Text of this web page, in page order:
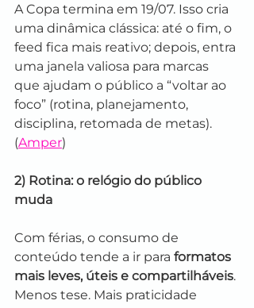
A Copa termina em 19/07. Isso cria
uma dinâmica clássica: até o fim, o
feed fica mais reativo; depois, entra
uma janela valiosa para marcas
que ajudam o público a “voltar ao
foco” (rotina, planejamento,
disciplina, retomada de metas).
(Amper)
2) Rotina: o relógio do público
muda
Com férias, o consumo de
conteúdo tende a ir para formatos
mais leves, úteis e compartilháveis.
Menos tese. Mais praticidade